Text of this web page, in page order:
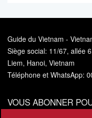
Guide du Vietnam -
Siège social: 11/67, allée
Liem, Hanoi, Vietnam
Téléphone et WhatsApp:
VOUS ABONNER